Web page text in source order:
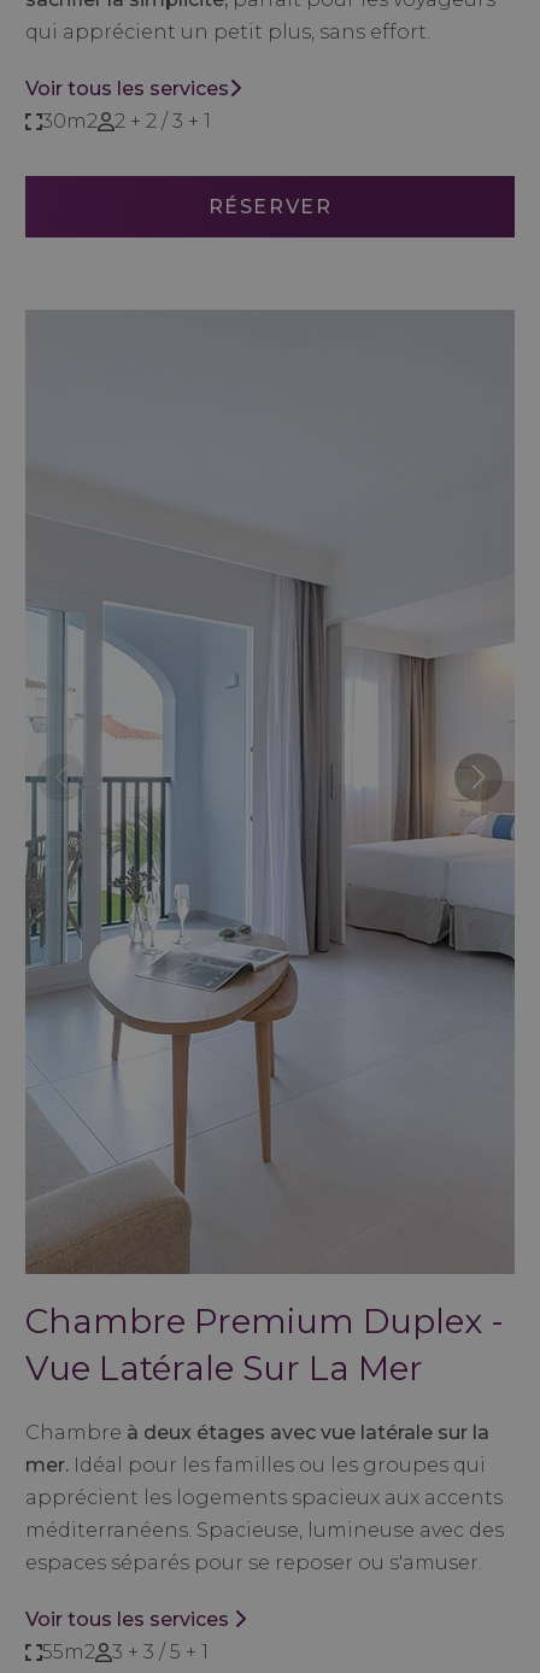
qui apprécient un petit plus, sans effort.
Voir tous les services
30m2
2 + 2 / 3 + 1
RÉSERVER
Chambre Premium Duplex -
Vue Latérale Sur La Mer
Chambre à deux étages avec vue latérale sur la
mer.Idéal pour les familles ou les groupes qui
apprécient les logements spacieux aux accents
méditerranéens. Spacieuse, lumineuse avec des
espaces séparés pour se reposer ou s'amuser.
Voir tous les services
55m2
3 + 3 / 5 + 1